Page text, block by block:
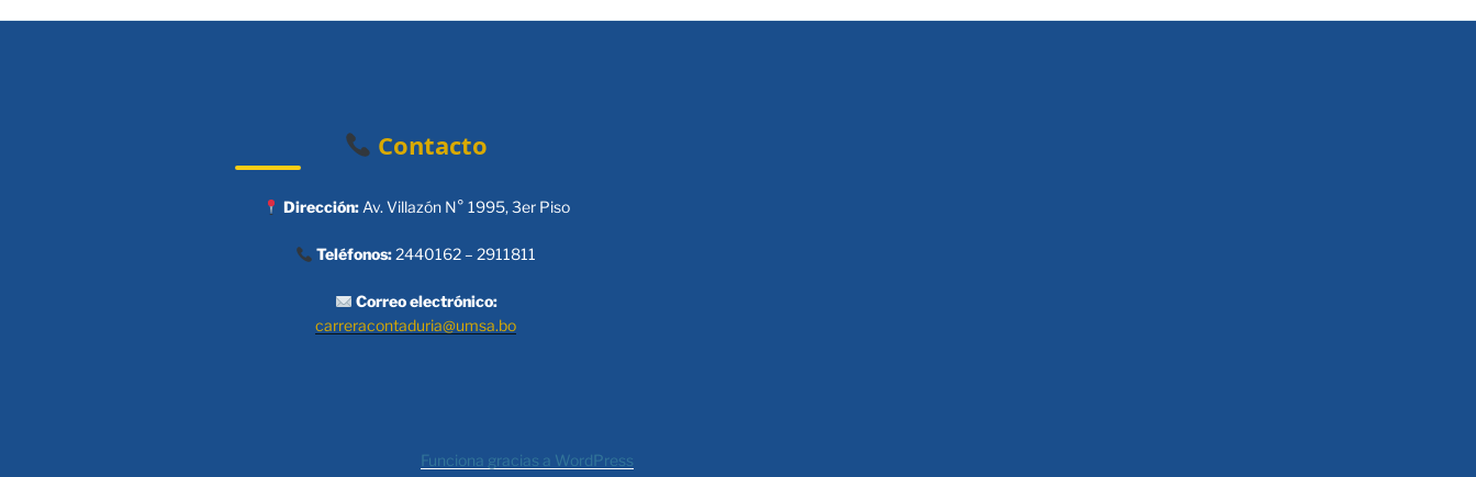
Contacto
Dirección:Av. Villazón N° 1995, 3er Piso
Teléfonos:2440162 – 2911811
Correo electrónico:
carreracontaduria@umsa.bo
Funciona gracias a WordPress